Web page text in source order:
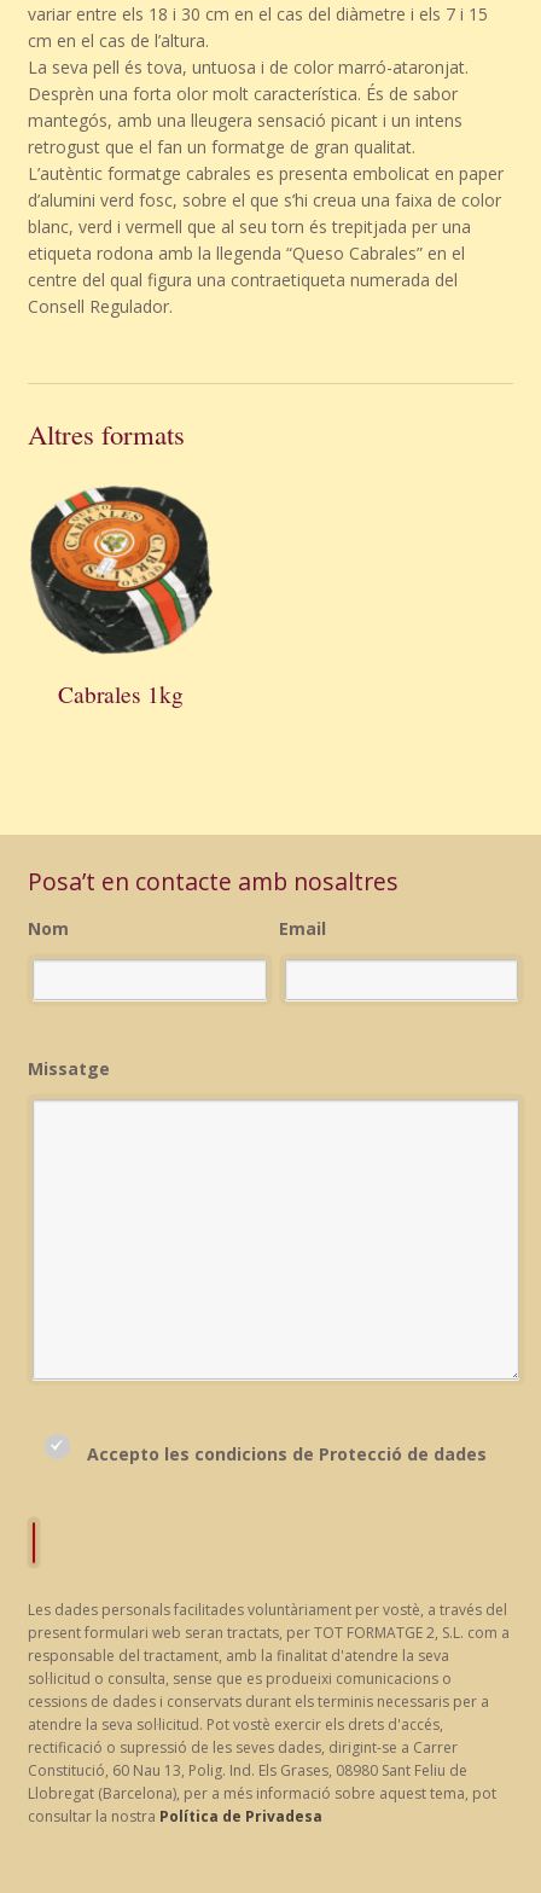
variar entre els 18 i 30 cm en el cas del diàmetre i els 7 i 15
cm en el cas de l’altura.
La seva pell és tova, untuosa i de color marró-ataronjat.
Desprèn una forta olor molt característica. És de sabor
mantegós, amb una lleugera sensació picant i un intens
retrogust que el fan un formatge de gran qualitat.
L’autèntic formatge cabrales es presenta embolicat en paper
d’alumini verd fosc, sobre el que s’hi creua una faixa de color
blanc, verd i vermell que al seu torn és trepitjada per una
etiqueta rodona amb la llegenda “Queso Cabrales” en el
centre del qual figura una contraetiqueta numerada del
Consell Regulador.
Altres formats
Cabrales 1kg
Posa’t en contacte amb nosaltres
Nom Email
Missatge
Accepto les condicions de Protecció de dades
Les dades personals facilitades voluntàriament per vostè, a través del
present formulari web seran tractats, per TOT FORMATGE 2, S.L. com a
responsable del tractament, amb la finalitat d'atendre la seva
sol·licitud o consulta, sense que es produeixi comunicacions o
cessions de dades i conservats durant els terminis necessaris per a
atendre la seva sol·licitud. Pot vostè exercir els drets d'accés,
rectificació o supressió de les seves dades, dirigint-se a Carrer
Constitució, 60 Nau 13, Polig. Ind. Els Grases, 08980 Sant Feliu de
Llobregat (Barcelona), per a més informació sobre aquest tema, pot
consultar la nostra Política de Privadesa